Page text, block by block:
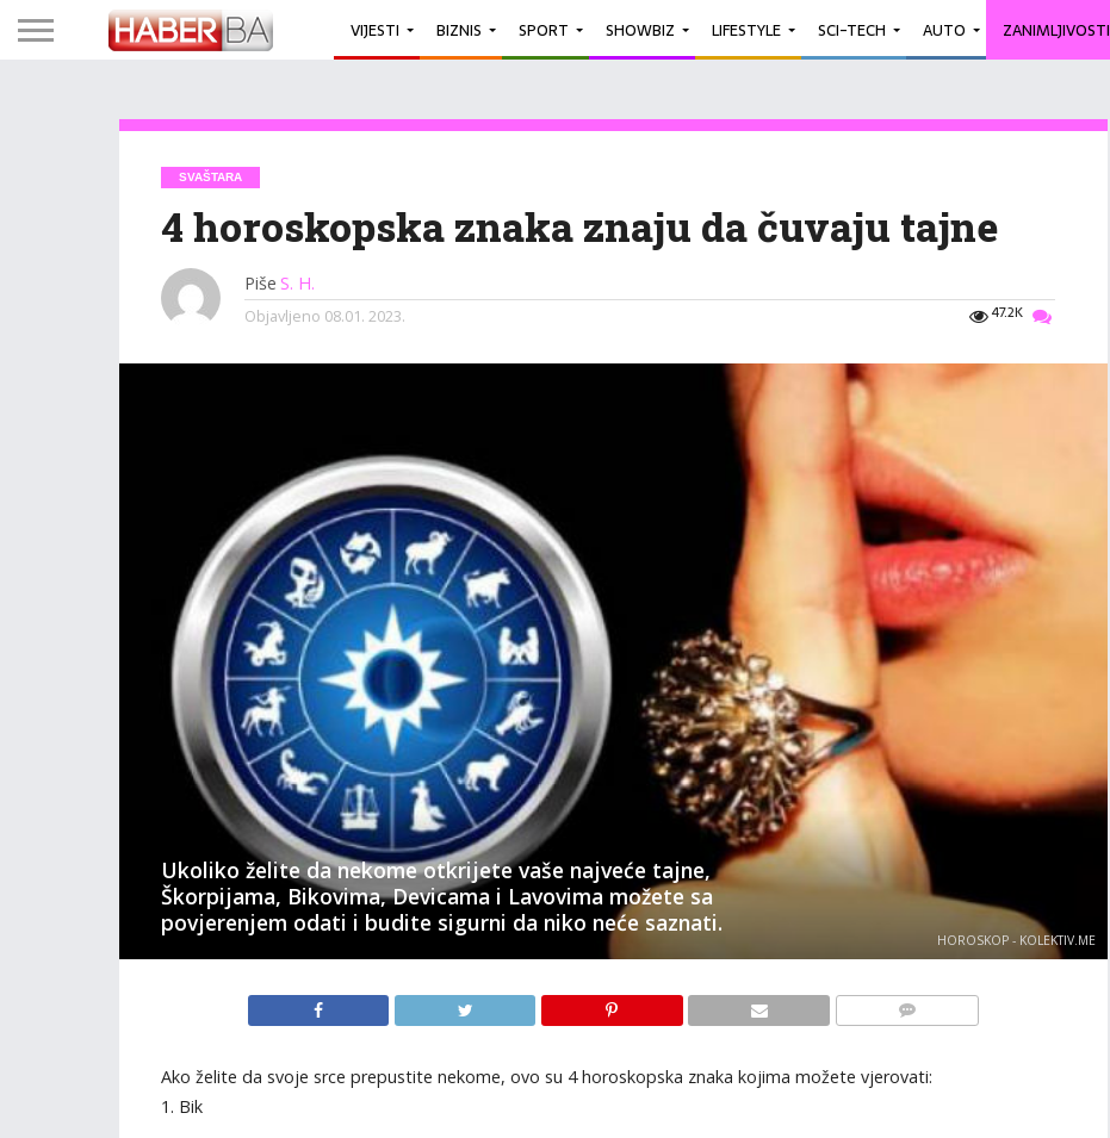
VIJESTI BIZNIS SPORT SHOWBIZ LIFESTYLE SCI-TECH AUTO ZANIMLJIVOSTI
SVAŠTARA
4 horoskopska znaka znaju da čuvaju tajne
Piše S. H.
47.2K
Objavljeno 08.01. 2023.
Ukoliko želite da nekome otkrijete vaše najveće tajne,
Škorpijama, Bikovima, Devicama i Lavovima možete sa
povjerenjem odati i budite sigurni da niko neće saznati.
HOROSKOP - KOLEKTIV.ME
Ako želite da svoje srce prepustite nekome, ovo su 4 horoskopska znaka kojima možete vjerovati:
1. Bik